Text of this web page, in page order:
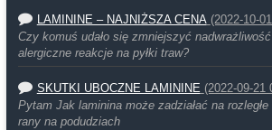
LAMININE – NAJNIŻSZA CENA (2022-10-
Czy komuś udało się zmniejszyć
alergiczne reakcje na pyłki traw?
SKUTKI UBOCZNE LAMININE (2022-09-21
Pytam Jak laminina może zadziałać na
rany na podudziach